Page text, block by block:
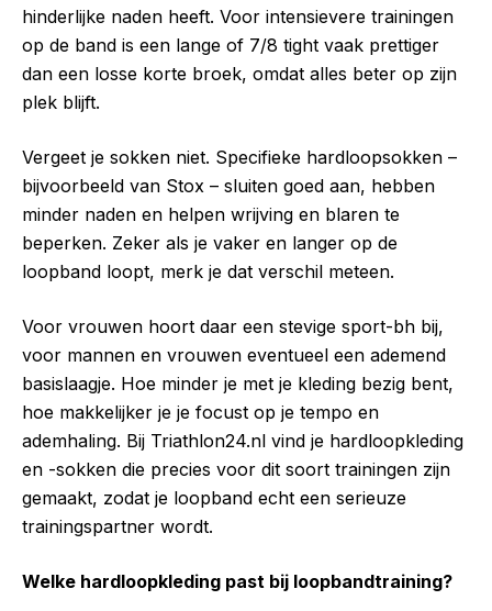
hinderlijke naden heeft. Voor intensievere trainingen
op de band is een lange of 7/8 tight vaak prettiger
dan een losse korte broek, omdat alles beter op zijn
plek blijft.
Vergeet je sokken niet. Specifieke hardloopsokken –
bijvoorbeeld van Stox – sluiten goed aan, hebben
minder naden en helpen wrijving en blaren te
beperken. Zeker als je vaker en langer op de
loopband loopt, merk je dat verschil meteen.
Voor vrouwen hoort daar een stevige sport-bh bij,
voor mannen en vrouwen eventueel een ademend
basislaagje. Hoe minder je met je kleding bezig bent,
hoe makkelijker je je focust op je tempo en
ademhaling. Bij Triathlon24.nl vind je hardloopkleding
en -sokken die precies voor dit soort trainingen zijn
gemaakt, zodat je loopband echt een serieuze
trainingspartner wordt.
Welke hardloopkleding past bij loopbandtraining?